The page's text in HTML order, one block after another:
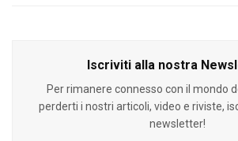
Iscriviti alla nostra
Per rimanere connesso con il mondo
perderti i nostri articoli, video e riviste,
newsletter!